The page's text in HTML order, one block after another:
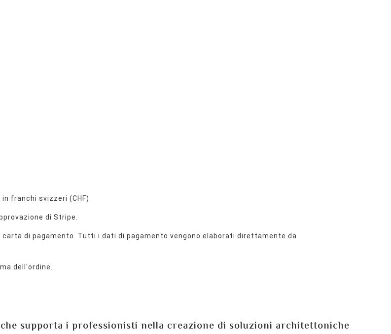
franchi svizzeri (CHF).
di Stripe.
di pagamento. Tutti i dati di pagamento vengono elaborati direttamente da
dell'ordine.
supporta i professionisti nella creazione di soluzioni architettoniche